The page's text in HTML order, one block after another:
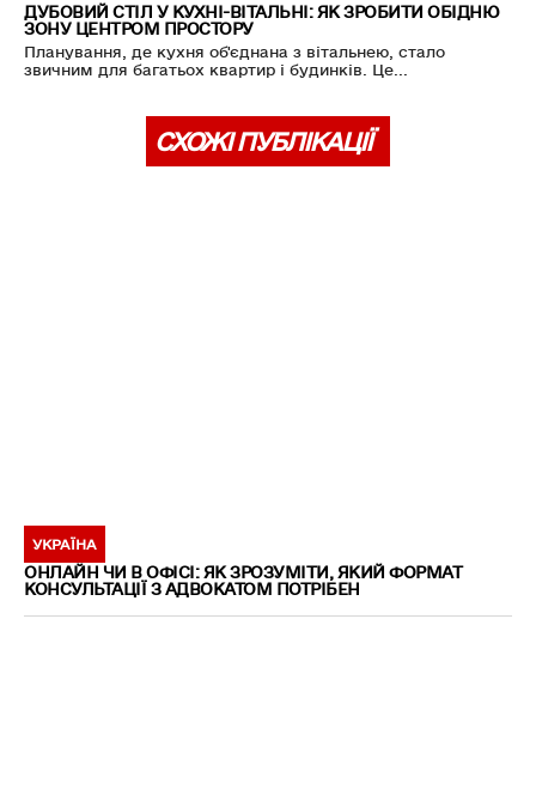
ДУБОВИЙ СТІЛ У КУХНІ-ВІТАЛЬНІ: ЯК ЗРОБИТИ ОБІДНЮ
ЗОНУ ЦЕНТРОМ ПРОСТОРУ
Планування, де кухня об'єднана з вітальнею, стало
звичним для багатьох квартир і будинків. Це...
СХОЖІ ПУБЛІКАЦІЇ
УКРАЇНА
ОНЛАЙН ЧИ В ОФІСІ: ЯК ЗРОЗУМІТИ, ЯКИЙ ФОРМАТ
КОНСУЛЬТАЦІЇ З АДВОКАТОМ ПОТРІБЕН